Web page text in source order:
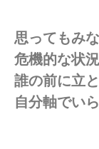
思ってもみ
危機的な状
誰の前に立
自分軸でい